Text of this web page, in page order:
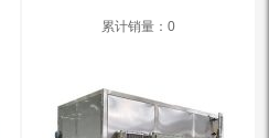
累计销量：0